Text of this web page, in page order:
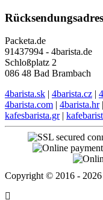
Packeta.de
91437994 - 4barista.de
Schloßplatz 2
086 48 Bad Brambach
4barista.sk | 4barista.cz |
4barista.com | 4barista.hr|
kafesbarista.gr|
Copyright © 2016 - 2026